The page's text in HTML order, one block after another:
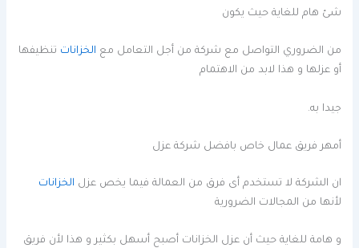
شئ هام للغاية حيث يكون
من الضروري التواصل مع شركة من أجل التعامل مع الخزانات تنظيفها
أو عزلها و هذا لابد من الاهتمام
جيدا به.
أمهر فريق عمال خاص بافضل شركة عزل
ان الشركة لا تستخدم أى فرق من العمالة فيما يخص عزل الخزانات
لأنها من المجالات الضرورية
و هامة للغاية حيث أن عزل الخزانات أصبح أسهل بكثير و هذا لأن فريق